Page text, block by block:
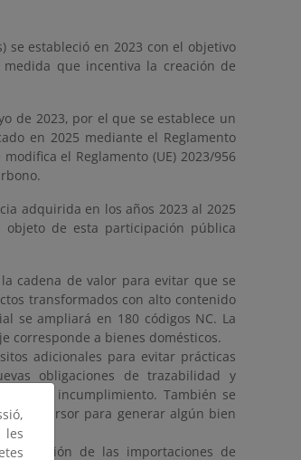
se estableció en 2023 con el objetivo
que incentiva la creación de
de 2023, por el que se establece un
en 2025 mediante el Reglamento
el Reglamento (UE) 2023/956
adquirida en los años 2023 al 2025
de esta participación pública
cadena de valor para evitar que se
transformados con alto contenido
se ampliará en 180 códigos NC. La
corresponde a bienes domésticos.
adicionales para evitar prácticas
obligaciones de trazabilidad y
de incumplimiento. También se
precursor para generar algún bien
de las importaciones de
les